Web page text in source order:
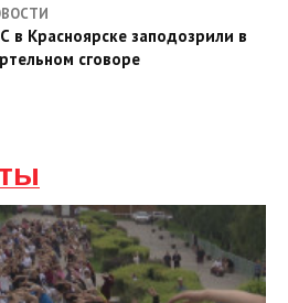
в Красноярске заподозрили в
сговоре